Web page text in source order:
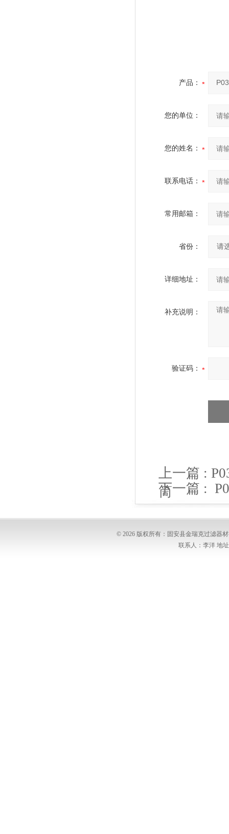
产品：
您的单位：
您的姓名：
联系电话：
常用邮箱：
省份：
详细地址：
补充说明：
验证码：
上一篇 :
筒
下一篇 :
滤筒
© 2026 版权所有：固安县金瑞克过滤器
联系人：李洋 地